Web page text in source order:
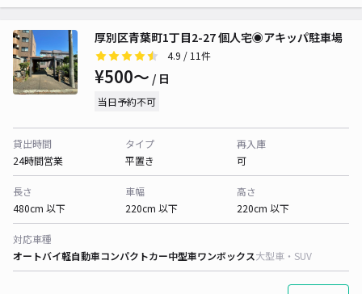
厚別区青葉町1丁目2-27 個人宅◉アキッパ駐車場
4.9 / 11件
¥500〜 / 日
当日予約不可
貸出時間
24時間営業
タイプ
平置き
再入庫
可
長さ
480cm 以下
車幅
220cm 以下
高さ
220cm 以下
対応車種
オートバイ軽自動車コンパクトカー中型車ワンボックス大型車・SUV